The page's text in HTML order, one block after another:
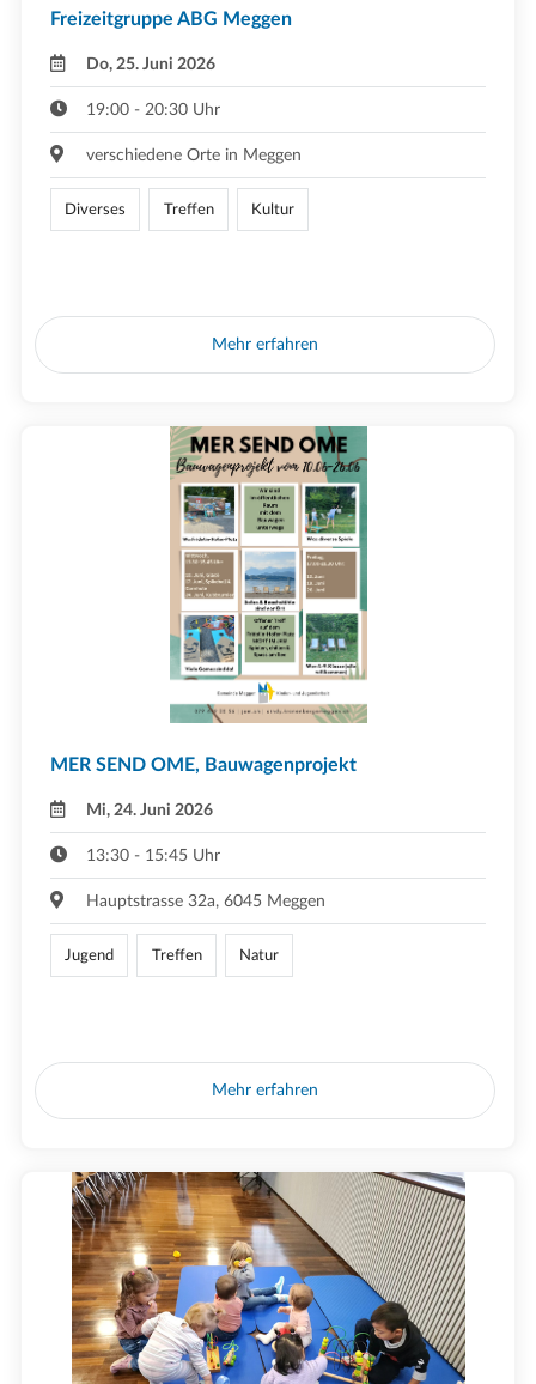
Freizeitgruppe ABG Meggen
Do, 25. Juni 2026
19:00 - 20:30 Uhr
verschiedene Orte in Meggen
Diverses Treffen Kultur
Mehr erfahren
MER SEND OME, Bauwagenprojekt
Mi, 24. Juni 2026
13:30 - 15:45 Uhr
Hauptstrasse 32a, 6045 Meggen
Jugend Treffen Natur
Mehr erfahren